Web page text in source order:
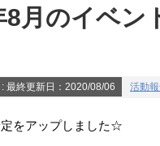
8月のイベ
: 最終更新日：2020/08/06 活動
をアップしました☆